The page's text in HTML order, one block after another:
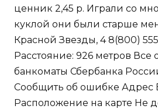
ценник 2,45 р. Играли со
куклой они были старше
Красной Звезды, 4 8(800)
Расстояние: 926 метров Все
банкоматы Сбербанка
Сообщить об ошибке Адрес
Расположение на карте Не